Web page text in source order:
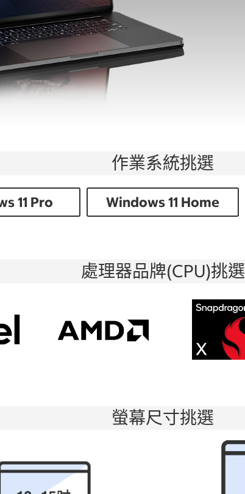
作業系統挑選
11 Pro Windows 11 Home
處理器品牌(CPU)挑選
螢幕尺寸挑選